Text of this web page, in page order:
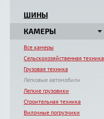
ШИНЫ
КАМЕРЫ
Все камеры
Сельскохозяйственная техника
Грузовая техника
Легковые автомобили
Легкие грузовики
Строительная техника
Вилочные погрузчики